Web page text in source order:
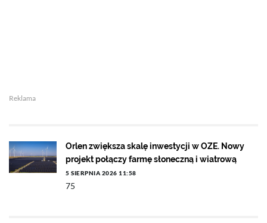
Reklama
Orlen zwiększa skalę inwestycji w OZE. Nowy
projekt połączy farmę słoneczną i wiatrową
5 SIERPNIA 2026 11:58
75